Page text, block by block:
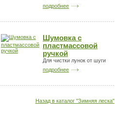
подробнее
Шумовка с
пластмассовой
ручкой
Для чистки лунок от шуги
подробнее
Назад в каталог "Зимняя леска"